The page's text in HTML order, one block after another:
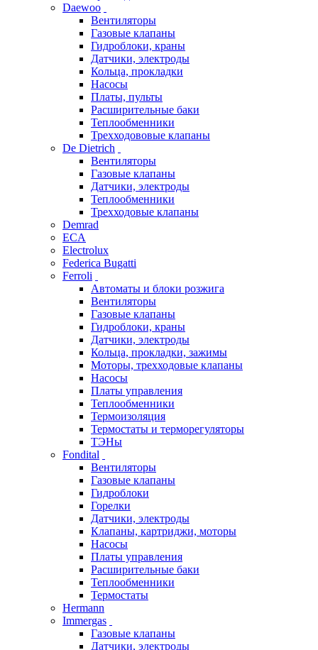
Daewoo
Вентиляторы
Газовые клапаны
Гидроблоки, краны
Датчики, электроды
Кольца, прокладки
Насосы
Платы, пульты
Расширительные баки
Теплообменники
Трехходововые клапаны
De Dietrich
Вентиляторы
Газовые клапаны
Датчики, электроды
Теплообменники
Трехходовые клапаны
Demrad
ECA
Electrolux
Federica Bugatti
Ferroli
Автоматы и блоки розжига
Вентиляторы
Газовые клапаны
Гидроблоки, краны
Датчики, электроды
Кольца, прокладки, зажимы
Моторы, трехходовые клапаны
Насосы
Платы управления
Теплообменники
Термоизоляция
Термостаты и терморегуляторы
ТЭНы
Fondital
Вентиляторы
Газовые клапаны
Гидроблоки
Горелки
Датчики, электроды
Клапаны, картриджи, моторы
Насосы
Платы управления
Расширительные баки
Теплообменники
Термостаты
Hermann
Immergas
Газовые клапаны
Датчики, электроды